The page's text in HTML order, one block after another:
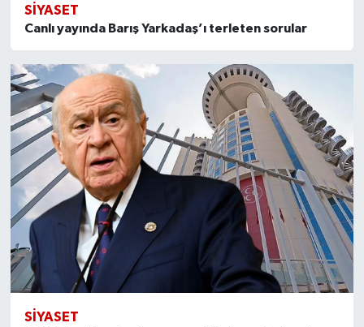
SİYASET
Canlı yayında Barış Yarkadaş’ı terleten sorular
SİYASET